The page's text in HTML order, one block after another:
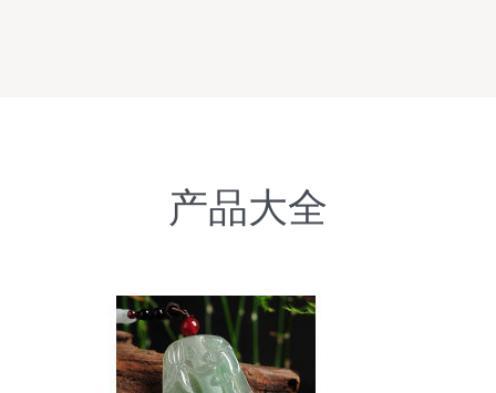
产品大全